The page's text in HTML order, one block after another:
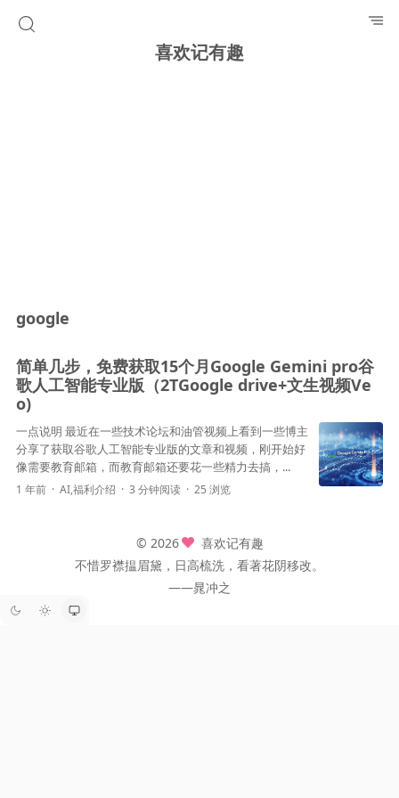
喜欢记有趣
google
简单几步，免费获取15个月Google Gemini pro谷
歌人工智能专业版（2TGoogle drive+文生视频Ve
o)
一点说明 最近在一些技术论坛和油管视频上看到一些博主
分享了获取谷歌人工智能专业版的文章和视频，刚开始好
像需要教育邮箱，而教育邮箱还要花一些精力去搞，...
1 年前 AI,福利介绍 3 分钟阅读 25 浏览
© 2026
喜欢记有趣
不惜罗襟揾眉黛，日高梳洗，看著花阴移改。
——晁冲之